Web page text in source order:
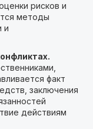
рисков и
методы
и
факт
заключения
действиям